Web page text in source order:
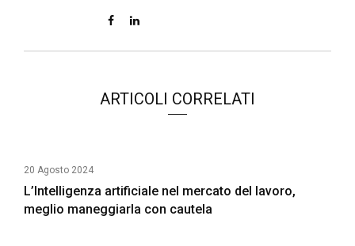
ARTICOLI CORRELATI
20 Agosto 2024
L’Intelligenza artificiale nel mercato del lavoro,
meglio maneggiarla con cautela